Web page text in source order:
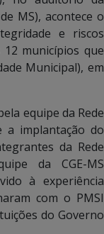
MS), acontece o
e riscos
municípios que
Municipal), em
equipe da Rede
implantação do
da Rede
da CGE-MS
à experiência
com o PMSI
do Governo